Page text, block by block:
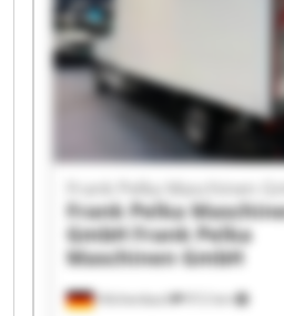
Frank Pelka Maschinen
Maschinen GmbH Frank
Frank Pelka Maschinen
Maschinen GmbH
Hilchenbach 912 km
Frank Pelka Maschinen
Frank Pelka
GmbHFrank Pelka
Maschinen GmbH